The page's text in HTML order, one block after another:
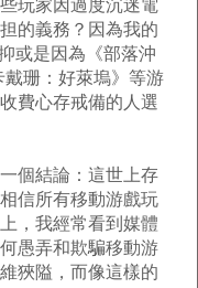
玩家因過度沉迷電
的義務？因為我的
或是因為《部落沖
戴珊：好萊塢》等游
費心存戒備的人選
個結論：這世上存
信所有移動游戲玩
，我經常看到媒體
愚弄和欺騙移動游
狹隘，而像這樣的